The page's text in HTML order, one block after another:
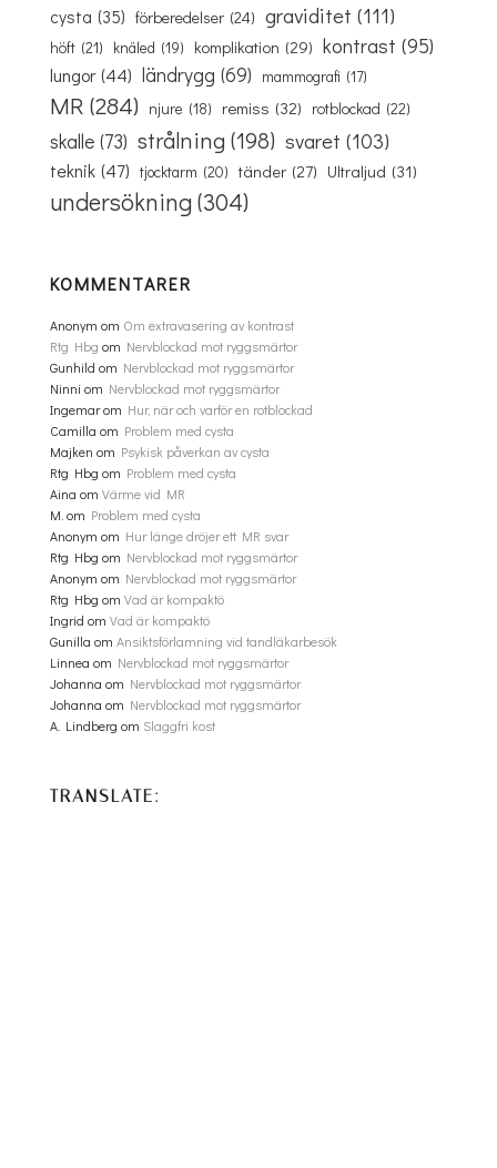
cysta (35) förberedelser (24) graviditet (111)
höft (21) knäled (19) komplikation (29) kontrast (95)
lungor (44) ländrygg (69) mammografi (17)
MR (284) njure (18) remiss (32) rotblockad (22)
skalle (73) strålning (198) svaret (103)
teknik (47) tjocktarm (20) tänder (27) Ultraljud (31)
undersökning(304)
KOMMENTARER
Anonym om Om extravasering av kontrast
Rtg Hbg om Nervblockad mot ryggsmärtor
Gunhild om Nervblockad mot ryggsmärtor
Ninni om Nervblockad mot ryggsmärtor
Ingemarom Hur, när och varför en rotblockad
Camilla om Problem med cysta
Majken om Psykisk påverkan av cysta
Rtg Hbg om Problem med cysta
Aina om Värme vid MR
M. om Problem med cysta
Anonym om Hur länge dröjer ett MR svar
Rtg Hbg om Nervblockad mot ryggsmärtor
Anonym om Nervblockad mot ryggsmärtor
Rtg Hbg om Vad är kompaktö
Ingrid om Vad är kompaktö
Gunilla om Ansiktsförlamning vid tandläkarbesök
Linnea om Nervblockad mot ryggsmärtor
Johanna om Nervblockad mot ryggsmärtor
Johanna om Nervblockad mot ryggsmärtor
A. Lindberg om Slaggfri kost
TRANSLATE: